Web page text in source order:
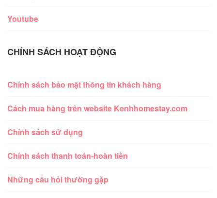
Youtube
CHÍNH SÁCH HOẠT ĐỘNG
Chính sách bảo mật thông tin khách hàng
Cách mua hàng trên website Kenhhomestay.com
Chính sách sử dụng
Chính sách thanh toán-hoàn tiền
Những câu hỏi thường gặp